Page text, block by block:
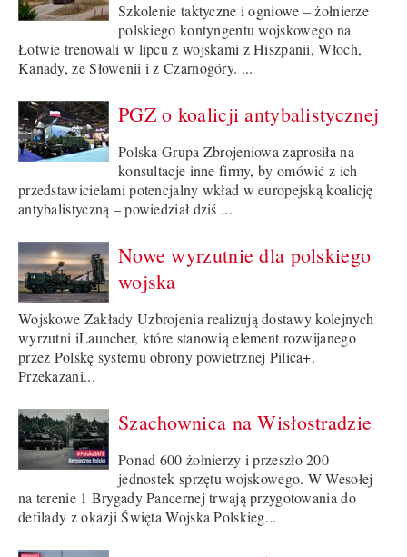
Szkolenie taktyczne i ogniowe – żołnierze
polskiego kontyngentu wojskowego na
Łotwie trenowali w lipcu z wojskami z Hiszpanii, Włoch,
Kanady, ze Słowenii i z Czarnogóry. ...
PGZ o koalicji antybalistycznej
Polska Grupa Zbrojeniowa zaprosiła na
konsultacje inne firmy, by omówić z ich
przedstawicielami potencjalny wkład w europejską koalicję
antybalistyczną – powiedział dziś ...
Nowe wyrzutnie dla polskiego
wojska
Wojskowe Zakłady Uzbrojenia realizują dostawy kolejnych
wyrzutni iLauncher, które stanowią element rozwijanego
przez Polskę systemu obrony powietrznej Pilica+.
Przekazani...
Szachownica na Wisłostradzie
Ponad 600 żołnierzy i przeszło 200
jednostek sprzętu wojskowego. W Wesołej
na terenie 1 Brygady Pancernej trwają przygotowania do
defilady z okazji Święta Wojska Polskieg...